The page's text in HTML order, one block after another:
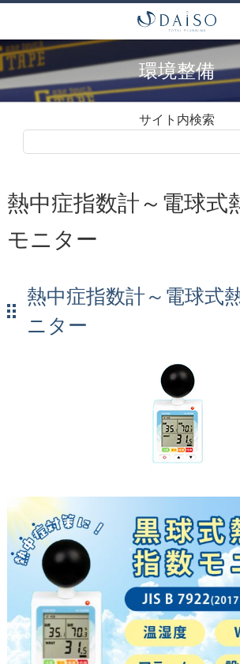
環境整備
サイト内検索
熱中症指数計～電球式
モニター
熱中症指数計～電球式
ニター